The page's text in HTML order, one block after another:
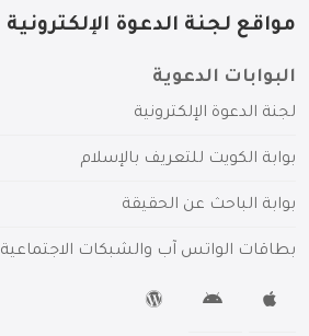
مواقع لجنة الدعوة الإلكترونية
البوابات الدعوية
لجنة الدعوة الإلكترونية
بوابة الكويت للتعريف بالإسلام
بوابة الباحث عن الحقيقة
بطاقات الواتس آب والشبكات الاجتماعية